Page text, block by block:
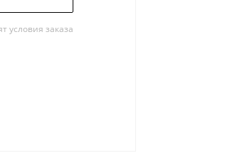
условия заказа